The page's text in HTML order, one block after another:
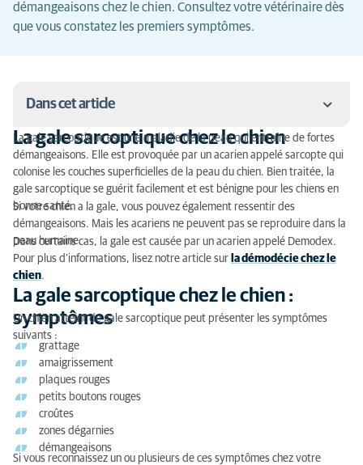
démangeaisons chez le chien. Consultez votre vétérinaire dès
que vous constatez les premiers symptômes.
Dans cet article
La gale sarcoptique chez le chien
La gale sarcoptique chez le chien : symptômes
La gale sarcoptique chez le chien : causes
Pourquoi consulter un vétérinaire si votre chien
souffre de la gale ?
La gale sarcoptique chez le chien : diagnostic
La gale sarcoptique chez le chien : traitement
La gale sarcoptique chez le chien
La gale sarcoptique est une maladie de la peau qui entraîne de fortes
démangeaisons. Elle est provoquée par un acarien appelé sarcopte qui
colonise les couches superficielles de la peau du chien. Bien traitée, la
gale sarcoptique se guérit facilement et est bénigne pour les chiens en
bonne santé.
Si votre chien a la gale, vous pouvez également ressentir des
démangeaisons. Mais les acariens ne peuvent pas se reproduire dans la
peau humaine.
Dans certains cas, la gale est causée par un acarien appelé Demodex.
Pour plus d’informations, lisez notre article sur la démodécie chez le
chien.
La gale sarcoptique chez le chien :
symptômes
Un chien atteint de gale sarcoptique peut présenter les symptômes
suivants :
grattage
amaigrissement
plaques rouges
petits boutons rouges
croûtes
zones dégarnies
démangeaisons
Si vous reconnaissez un ou plusieurs de ces symptômes chez votre